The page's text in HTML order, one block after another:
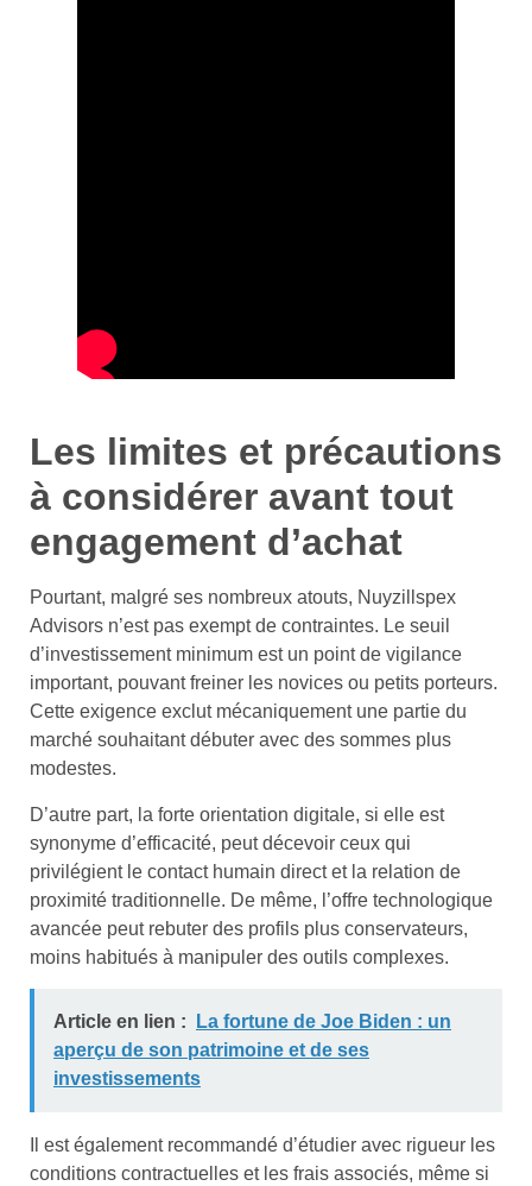
Les limites et précautions
à considérer avant tout
engagement d’achat
Pourtant, malgré ses nombreux atouts, Nuyzillspex
Advisors n’est pas exempt de contraintes. Le seuil
d’investissement minimum est un point de vigilance
important, pouvant freiner les novices ou petits porteurs.
Cette exigence exclut mécaniquement une partie du
marché souhaitant débuter avec des sommes plus
modestes.
D’autre part, la forte orientation digitale, si elle est
synonyme d’efficacité, peut décevoir ceux qui
privilégient le contact humain direct et la relation de
proximité traditionnelle. De même, l’offre technologique
avancée peut rebuter des profils plus conservateurs,
moins habitués à manipuler des outils complexes.
Article en lien :
La fortune de Joe Biden : un
aperçu de son patrimoine et de ses
investissements
Il est également recommandé d’étudier avec rigueur les
conditions contractuelles et les frais associés, même si